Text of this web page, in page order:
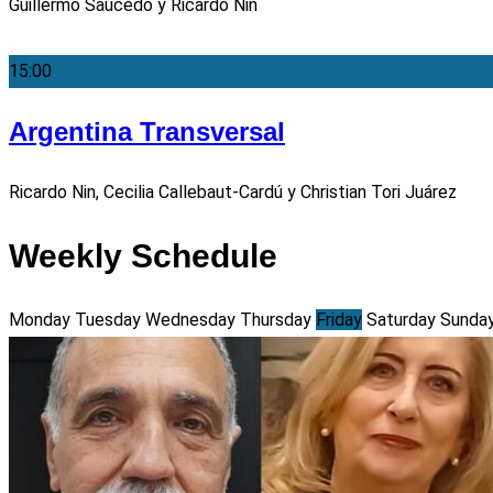
Guillermo Saucedo y Ricardo Nin
15:00
Argentina Transversal
Ricardo Nin, Cecilia Callebaut-Cardú y Christian Tori Juárez
Weekly Schedule
Monday Tuesday Wednesday Thursday Friday Saturday